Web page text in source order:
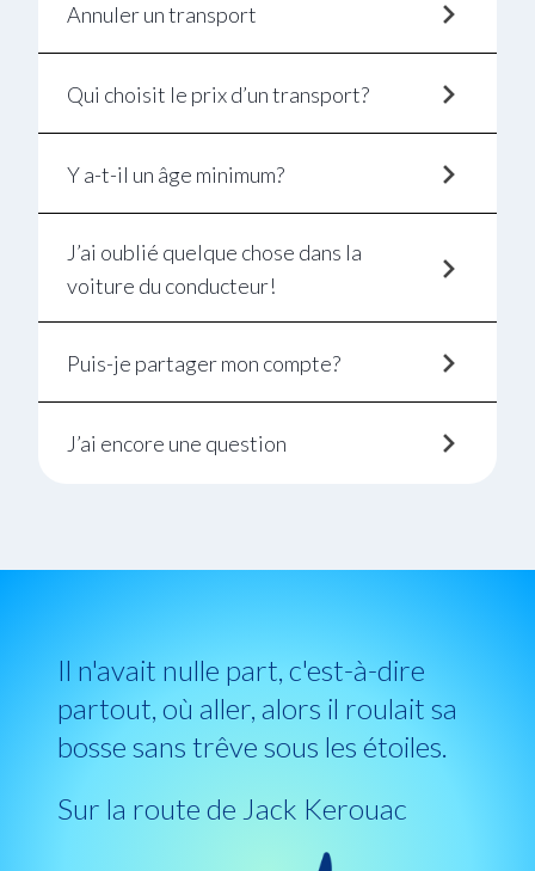
Annuler un transport
Qui choisit le prix d’un transport?
Y a-t-il un âge minimum?
J’ai oublié quelque chose dans la
voiture du conducteur!
Puis-je partager mon compte?
J’ai encore une question
Il n'avait nulle part, c'est-à-dire
partout, où aller, alors il roulait sa
bosse sans trêve sous les étoiles.
Sur la route de Jack Kerouac